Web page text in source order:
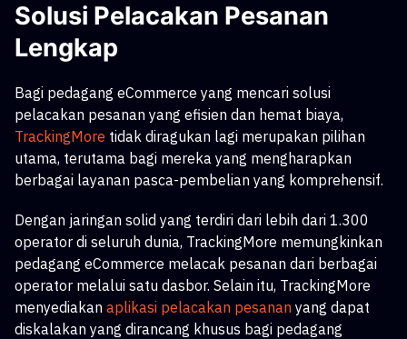
Solusi Pelacakan Pesanan
Lengkap
Bagi pedagang eCommerce yang mencari solusi
pelacakan pesanan yang efisien dan hemat biaya,
TrackingMore tidak diragukan lagi merupakan pilihan
utama, terutama bagi mereka yang mengharapkan
berbagai layanan pasca-pembelian yang komprehensif.
Dengan jaringan solid yang terdiri dari lebih dari 1.300
operator di seluruh dunia, TrackingMore memungkinkan
pedagang eCommerce melacak pesanan dari berbagai
operator melalui satu dasbor. Selain itu, TrackingMore
menyediakan aplikasi pelacakan pesanan yang dapat
diskalakan yang dirancang khusus bagi pedagang